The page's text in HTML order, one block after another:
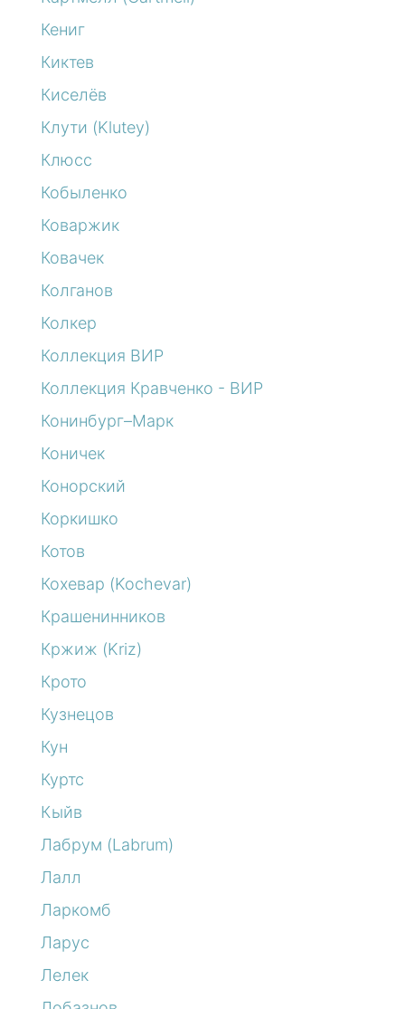
Кениг
Киктев
Киселёв
Клути (Klutey)
Клюсс
Кобыленко
Коваржик
Ковачек
Колганов
Колкер
Коллекция ВИР
Коллекция Кравченко - ВИР
Конинбург–Марк
Коничек
Конорский
Коркишко
Котов
Кохевар (Kochevar)
Крашенинников
Кржиж (Kriz)
Крото
Кузнецов
Кун
Куртс
Кыйв
Лабрум (Labrum)
Лалл
Ларкомб
Ларус
Лелек